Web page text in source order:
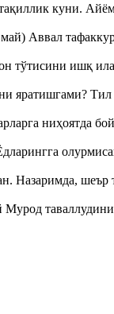
куни.
Аввал
ишқ
яратишгами?
ниҳоятда
Назаримда,
Мурод